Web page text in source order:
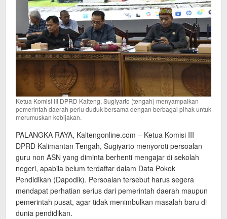
Ketua Komisi III DPRD Kalteng, Sugiyarto (tengah) menyampaikan
pemerintah daerah perlu duduk bersama dengan berbagai pihak untuk
merumuskan kebijakan.
PALANGKA RAYA, Kaltengonline.com – Ketua Komisi III
DPRD Kalimantan Tengah, Sugiyarto menyoroti persoalan
guru non ASN yang diminta berhenti mengajar di sekolah
negeri, apabila belum terdaftar dalam Data Pokok
Pendidikan (Dapodik). Persoalan tersebut harus segera
mendapat perhatian serius dari pemerintah daerah maupun
pemerintah pusat, agar tidak menimbulkan masalah baru di
dunia pendidikan.